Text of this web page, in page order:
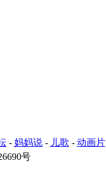
- 妈妈说- 儿歌 - 动画片
号